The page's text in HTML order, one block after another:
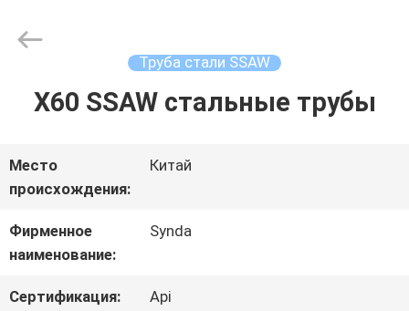
ДОМОЙ
ПРОДУКТЫ
О
International
Trade
Reserved.
ECER
Труба стали SSAW
X60 SSAW стальные трубы
Место
происхождения:
Китай
Фирменное
наименование:
Synda
Сертификация:
Api